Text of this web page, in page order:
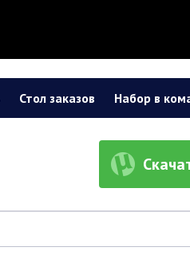
Стол заказов Набор в